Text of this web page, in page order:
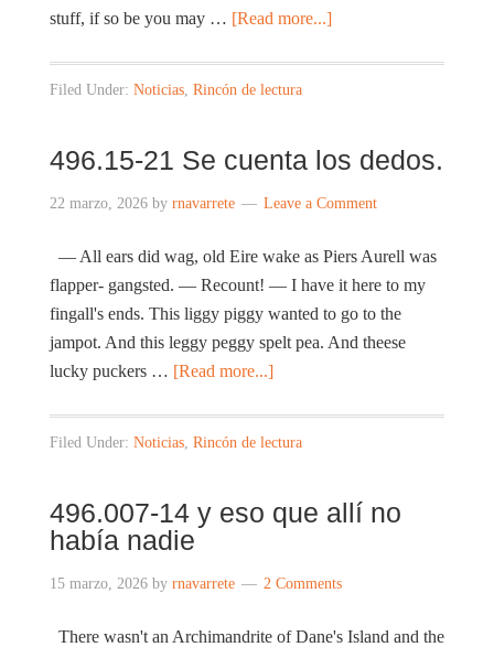
stuff, if so be you may … [Read more...]
Filed Under: Noticias, Rincón de lectura
496.15-21 Se cuenta los dedos.
22 marzo, 2026by rnavarrete Leave a Comment
— All ears did wag, old Eire wake as Piers Aurell was
flapper- gangsted. — Recount! — I have it here to my
fingall's ends. This liggy piggy wanted to go to the
jampot. And this leggy peggy spelt pea. And theese
lucky puckers … [Read more...]
Filed Under: Noticias, Rincón de lectura
496.007-14 y eso que allí no
había nadie
15 marzo, 2026by rnavarrete 2 Comments
There wasn't an Archimandrite of Dane's Island and the